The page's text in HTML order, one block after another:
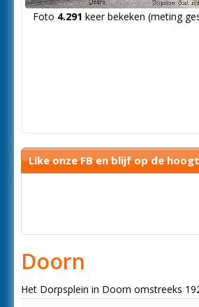
Foto 4.291 keer bekeken (meting
Like onze FB en blijf op de
Doorn
Het Dorpsplein in Doorn omstreeks